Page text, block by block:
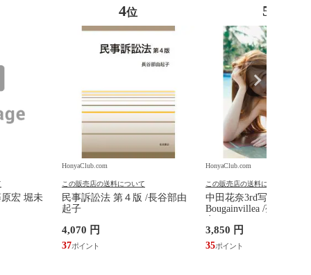
宏 堀未
4位
HonyaClub.com
この販売店の送料について
民事訴訟法 第４版 /長谷部由
起子
4,070 円
37
5
HonyaClub.com
この販売店の送料について
中田花奈3rd写真集
Bougainvillea /菊地泰久
3,850 円
35